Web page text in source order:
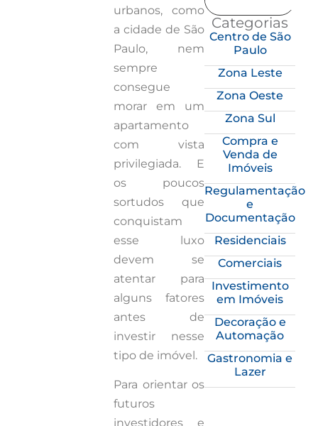
urbanos, como
a cidade de São
Paulo, nem
sempre
consegue
morar em um
apartamento
com vista
privilegiada. E
os poucos
sortudos que
conquistam
esse luxo
devem se
atentar para
alguns fatores
antes de
investir nesse
tipo de imóvel.
Para orientar os
futuros
investidores e
Categorias
Centro de São
Paulo
Zona Leste
Zona Oeste
Zona Sul
Compra e
Venda de
Imóveis
Regulamentação
e
Documentação
Residenciais
Comerciais
Investimento
em Imóveis
Decoração e
Automação
Gastronomia e
Lazer